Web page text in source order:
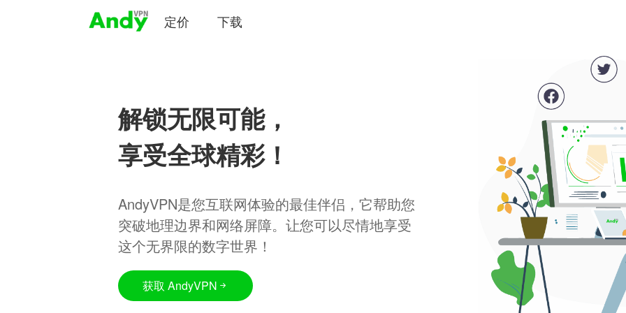
定价 下载
解锁无限可能，
享受全球精彩！
AndyVPN是您互联网体验的最佳伴侣，它帮助您
突破地理边界和网络屏障。让您可以尽情地享受
这个无界限的数字世界！
获取 AndyVPN